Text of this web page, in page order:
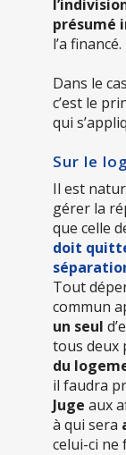
présumé
l’a financé.
Dans le
c’est le
qui
Sur le
Il est
gérer la
que celle
doit
Tout
commun
un seul
tous deux
du
il faudra
Juge aux
à qui sera
celui-ci ne